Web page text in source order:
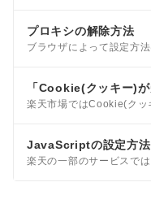
プロキシの解除方法
JavaScriptの設定方法